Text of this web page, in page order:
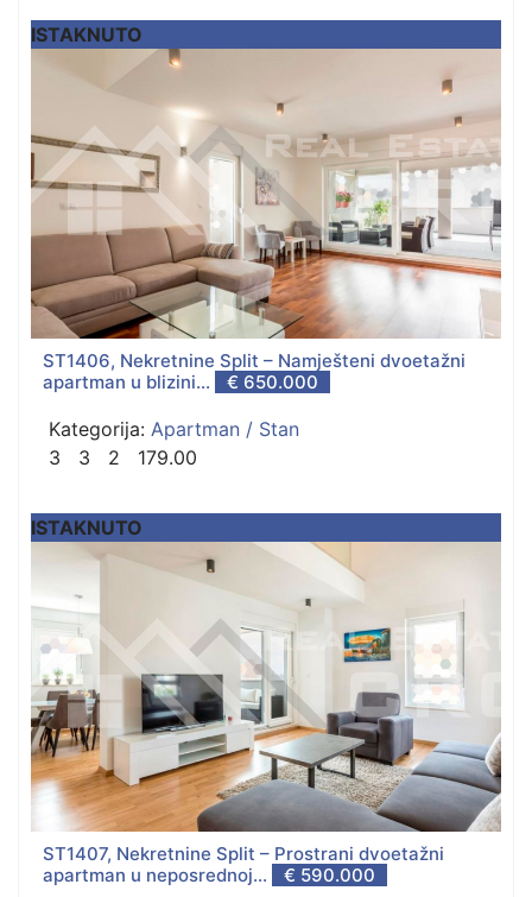
ISTAKNUTO
ST1406, Nekretnine Split – Namješteni dvoetažni
apartman u blizini...
€ 650.000
Kategorija: Apartman / Stan
3
3 2 179.00
ISTAKNUTO
ST1407, Nekretnine Split – Prostrani dvoetažni
apartman u neposrednoj...
€ 590.000